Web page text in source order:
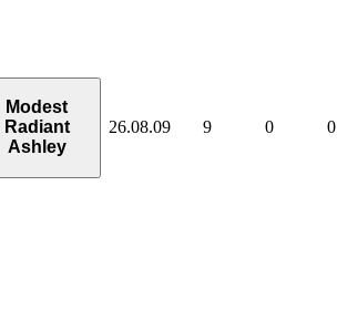
Modest
Radiant
Ashley
26.08.09 9 0 0